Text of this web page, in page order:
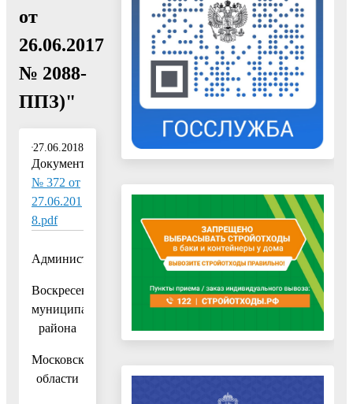
от
26.06.2017
№ 2088-
ППЗ)"
27.06.2018
Документ:
№ 372 от
27.06.201
8.pdf
Администрация
Воскресенского
муниципального
района
Московской
области